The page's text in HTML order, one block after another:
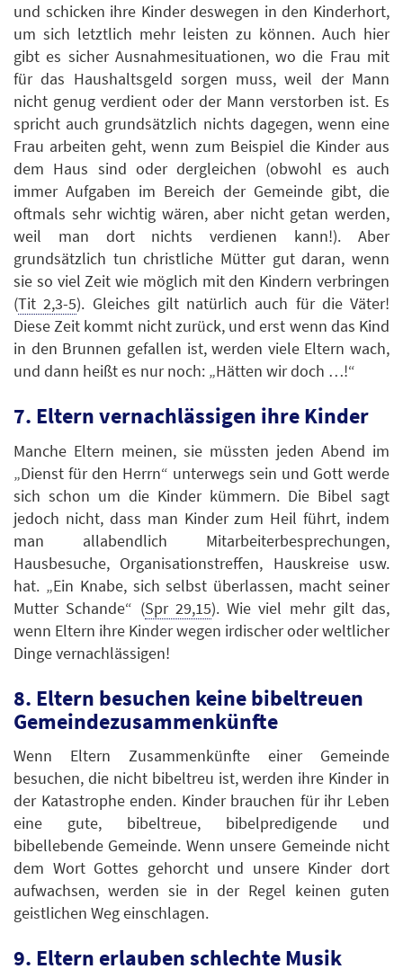
und schicken ihre Kinder deswegen in den Kinderhort,
um sich letztlich mehr leisten zu können. Auch hier
gibt es sicher Ausnahmesituationen, wo die Frau mit
für das Haushaltsgeld sorgen muss, weil der Mann
nicht genug verdient oder der Mann verstorben ist. Es
spricht auch grundsätzlich nichts dagegen, wenn eine
Frau arbeiten geht, wenn zum Beispiel die Kinder aus
dem Haus sind oder dergleichen (obwohl es auch
immer Aufgaben im Bereich der Gemeinde gibt, die
oftmals sehr wichtig wären, aber nicht getan werden,
weil man dort nichts verdienen kann!). Aber
grundsätzlich tun christliche Mütter gut daran, wenn
sie so viel Zeit wie möglich mit den Kindern verbringen
(Tit 2,3-5). Gleiches gilt natürlich auch für die Väter!
Diese Zeit kommt nicht zurück, und erst wenn das Kind
in den Brunnen gefallen ist, werden viele Eltern wach,
und dann heißt es nur noch: „Hätten wir doch …!“
7. Eltern vernachlässigen ihre Kinder
Manche Eltern meinen, sie müssten jeden Abend im
„Dienst für den Herrn“ unterwegs sein und Gott werde
sich schon um die Kinder kümmern. Die Bibel sagt
jedoch nicht, dass man Kinder zum Heil führt, indem
man allabendlich Mitarbeiterbesprechungen,
Hausbesuche, Organisationstreffen, Hauskreise usw.
hat. „Ein Knabe, sich selbst überlassen, macht seiner
Mutter Schande“ (Spr 29,15). Wie viel mehr gilt das,
wenn Eltern ihre Kinder wegen irdischer oder weltlicher
Dinge vernachlässigen!
8. Eltern besuchen keine bibeltreuen
Gemeindezusammenkünfte
Wenn Eltern Zusammenkünfte einer Gemeinde
besuchen, die nicht bibeltreu ist, werden ihre Kinder in
der Katastrophe enden. Kinder brauchen für ihr Leben
eine gute, bibeltreue, bibelpredigende und
bibellebende Gemeinde. Wenn unsere Gemeinde nicht
dem Wort Gottes gehorcht und unsere Kinder dort
aufwachsen, werden sie in der Regel keinen guten
geistlichen Weg einschlagen.
9. Eltern erlauben schlechte Musik